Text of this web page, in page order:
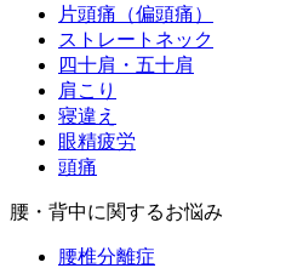
片頭痛（偏頭痛）
ストレートネック
四十肩・五十肩
肩こり
寝違え
眼精疲労
頭痛
腰・背中に関するお悩み
腰椎分離症